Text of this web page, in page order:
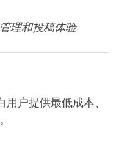
理和投稿体验
户提供最低成本、